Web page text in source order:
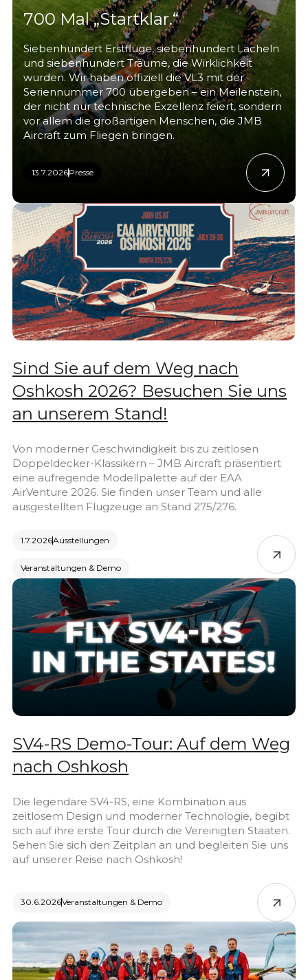
700 Mal „Startklar.“
Siebenhundert Erstflüge, siebenhundert Lächeln
und siebenhundert Träume, die Wirklichkeit
wurden. Wir haben offiziell die VL3 mit der
Seriennummer 700 übergeben – ein Meilenstein,
der nicht nur technische Exzellenz feiert, sondern
vor allem die großartigen Menschen, die JMB
Aircraft zum Fliegen bringen.
13.7.2026Presse
Sind Sie auf dem Weg nach
Oshkosh 2026? Besuchen Sie uns
an unserem Stand!
Von moderner Geschwindigkeit bis zu zeitlosen
Doppeldecker-Klassikern – JMB Aircraft präsentiert
eine aufregende Modellpalette auf der EAA
AirVenture 2026. Sie finden unser Team und alle
ausgestellten Flugzeuge an Stand 275/276.
1.7.2026Ausstellungen
Veranstaltungen & Demo
SV4-RS Demo-Tour: Auf dem Weg
nach Oshkosh
Die legendäre SV4-RS, eine Kombination aus
zeitlosem Design und moderner Technologie, begibt
sich auf ihre erste Tour durch die Vereinigten Staaten.
Sehen Sie sich den Zeitplan an und begleiten Sie uns
auf unserer Reise nach Oshkosh!
30.6.2026Veranstaltungen & Demo